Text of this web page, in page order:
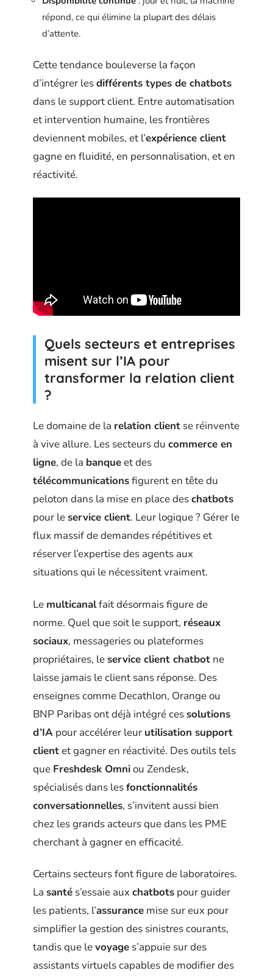
répond, ce qui élimine la plupart des délais
d’attente.
Cette tendance bouleverse la façon
d’intégrer lesdifférents types de chatbots
dans le support client. Entre automatisation
et intervention humaine, les frontières
deviennent mobiles, et l’expérience client
gagne en fluidité, en personnalisation, et en
réactivité.
Quels secteurs et entreprises
misent sur l’IA pour
transformer la relation client
?
Le domaine de la relation client se réinvente
à vive allure. Les secteurs du commerce en
ligne, de la banqueet des
télécommunicationsfigurent en tête du
peloton dans la mise en place deschatbots
pour leservice client. Leur logique ? Gérer le
flux massif de demandes répétitives et
réserver l’expertise des agents aux
situations qui le nécessitent vraiment.
Le multicanalfait désormais figure de
norme. Quel que soit le support, réseaux
sociaux, messageries ou plateformes
propriétaires, leservice client chatbot ne
laisse jamais le client sans réponse. Des
enseignes comme Decathlon, Orange ou
BNP Paribas ont déjà intégré cessolutions
d’IA pour accélérer leur utilisation support
clientet gagner en réactivité. Des outils tels
que Freshdesk Omniou Zendesk,
spécialisés dans lesfonctionnalités
conversationnelles, s’invitent aussi bien
chez les grands acteurs que dans les PME
cherchant à gagner en efficacité.
Certains secteurs font figure de laboratoires.
La santé s’essaie aux chatbots pour guider
les patients, l’assurance mise sur eux pour
simplifier la gestion des sinistres courants,
tandis que levoyage s’appuie sur des
assistants virtuels capables de modifier des